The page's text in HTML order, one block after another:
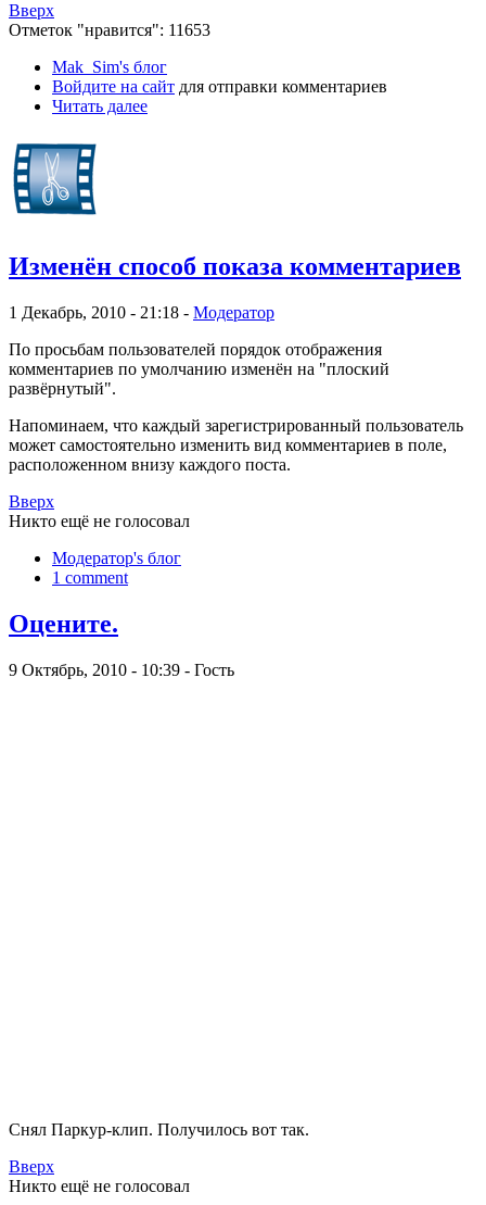
Вверх
Отметок "нравится": 11653
Mak_Sim's блог
Войдите на сайт для отправки комментариев
Читать далее
Изменён способ показа комментариев
1 Декабрь, 2010 - 21:18 - Модератор
По просьбам пользователей порядок отображения
комментариев по умолчанию изменён на "плоский
развёрнутый".
Напоминаем, что каждый зарегистрированный пользователь
может самостоятельно изменить вид комментариев в поле,
расположенном внизу каждого поста.
Вверх
Никто ещё не голосовал
Модератор's блог
1 comment
Оцените.
9 Октябрь, 2010 - 10:39 - Гость
Снял Паркур-клип. Получилось вот так.
Вверх
Никто ещё не голосовал